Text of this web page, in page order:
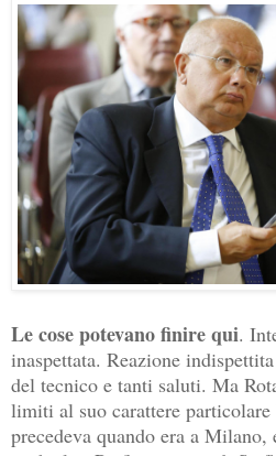
Le cose potevano finire qui.
inaspettata. Reazione
del tecnico e tanti saluti. Ma
limiti al suo carattere
precedeva quando era a Milano,